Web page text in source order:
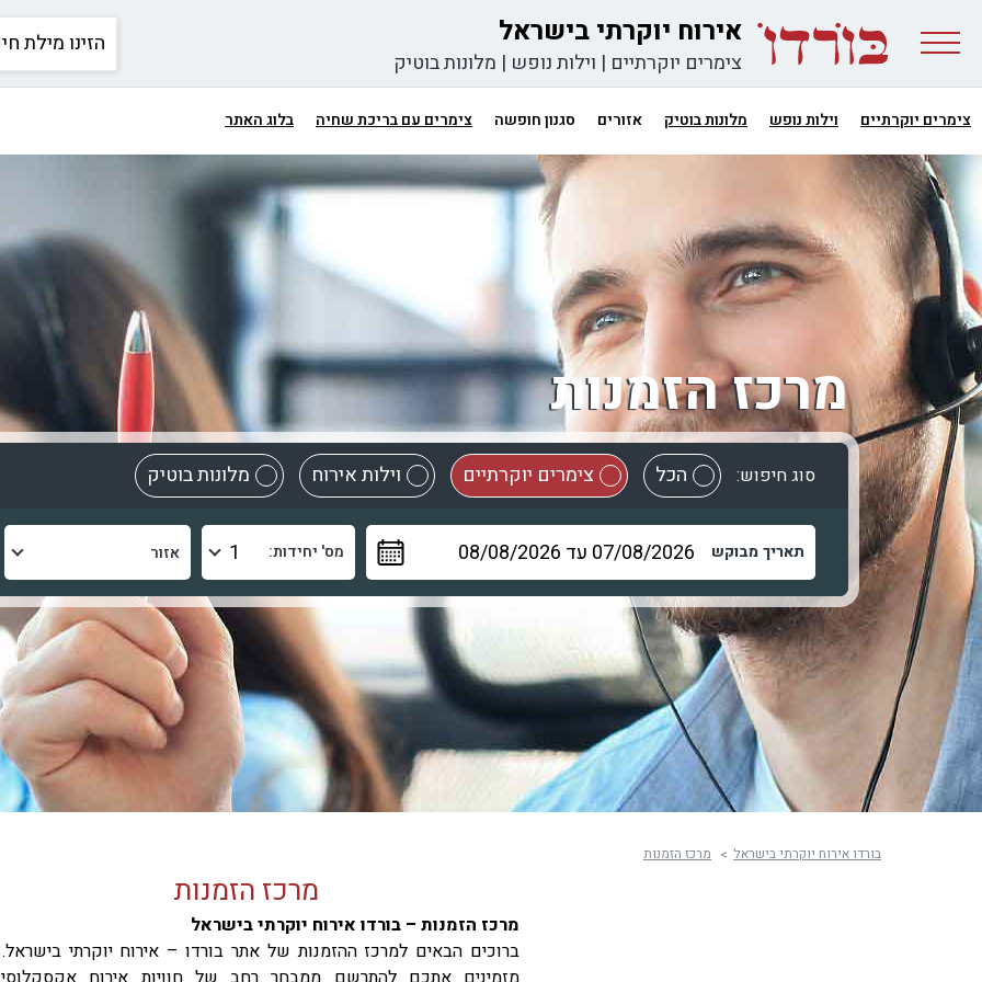
אירוח יוקרתי בישראל
צימרים יוקרתיים | וילות נופש | מלונות בוטיק
צימרים יוקרתיים וילות נופש מלונות בוטיק אזורים סגנון חופשה צימרים עם בריכת שחיה בלוג האתר
מרכז הזמנות
סוג חיפוש: הכל צימרים יוקרתיים וילות אירוח מלונות בוטיק
תאריך מבוקש מס' יחידות:
בורדו אירוח יוקרתי בישראל מרכז הזמנות
מרכז הזמנות
מרכז הזמנות – בורדו אירוח יוקרתי בישראל
ברוכים הבאים למרכז ההזמנות של אתר בורדו – אירוח יוקרתי